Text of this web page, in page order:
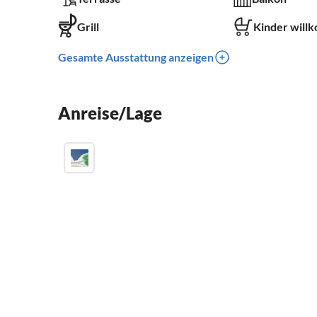
Grill Kinder
Gesamte Ausstattung anzeigen
Anreise/Lage